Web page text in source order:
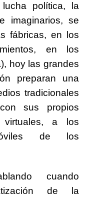
política, la
imaginarios, se
fábricas, en los
en los
hoy las grandes
preparan una
tradicionales
sus propios
virtuales, a los
de los
cuando
de la